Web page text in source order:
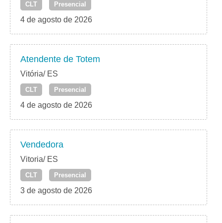
CLT Presencial
4 de agosto de 2026
Atendente de Totem
Vitória/ ES
CLT Presencial
4 de agosto de 2026
Vendedora
Vitoria/ ES
CLT Presencial
3 de agosto de 2026